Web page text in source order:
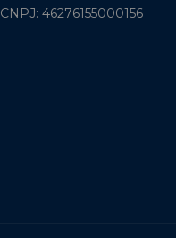
CNPJ: 46276155000156